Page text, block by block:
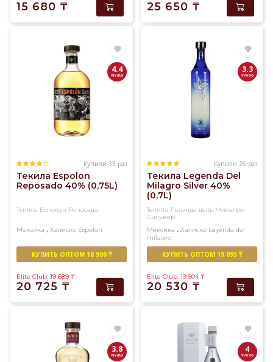
15 680 ₸ 25 650 ₸
4.4
Купили 35 раз
Текила Espolon
Reposado 40% (0,75L)
Текила Есполон Репосадо
Мексика , Халиско Espolon
КУПИТЬ ОПТОМ 18 900 ₸
Elite Club: 19 689 ₸
20 725 ₸
3.3
Купили 26 раз
Текила Legenda Del
Milagro Silver 40%
(0,7L)
Текила Легенда дель Милагро
Сильвер
Мексика , Халиско Leyenda del
milagro
КУПИТЬ ОПТОМ 19 095 ₸
Elite Club: 19 504 ₸
20 530 ₸
3.8 4